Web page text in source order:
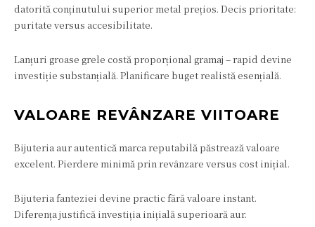
datorită conținutului superior metal prețios. Decis prioritate:
puritate versus accesibilitate.
Lanțuri groase grele costă proporțional gramaj – rapid devine
investiție substanțială. Planificare buget realistă esențială.
VALOARE REVÂNZARE VIITOARE
Bijuteria aur autentică marca reputabilă păstrează valoare
excelent. Pierdere minimă prin revânzare versus cost inițial.
Bijuteria fanteziei devine practic fără valoare instant.
Diferența justifică investiția inițială superioară aur.